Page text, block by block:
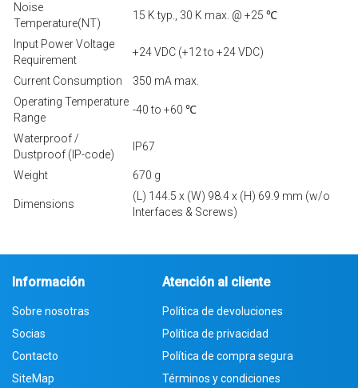
Noise
Temperature(NT)
15 K typ., 30 K max. @ +25 ℃
Input Power Voltage
Requirement
+24 VDC (+12 to +24 VDC)
Current Consumption
350 mA max.
Operating Temperature
Range
-40 to +60 ℃
Waterproof /
Dustproof (IP-code)
IP67
Weight 670 g
Dimensions
(L) 144.5 x (W) 98.4 x (H) 69.9 mm (w/o
Interfaces & Screws)
Información
Sobre nosotras
Socias
Contacto
SiteMap
Atención al cliente
Política de devoluciones
Política de privacidad
Política de compra segura
Términos y condiciones